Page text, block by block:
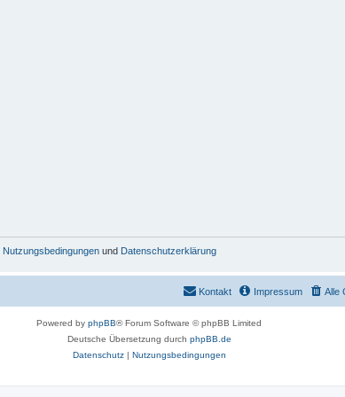
Nutzungsbedingungen und Datenschutzerklärung
Alle
Impressum
Kontakt
Powered by phpBB® Forum Software © phpBB Limited
Deutsche Übersetzung durch phpBB.de
Datenschutz| Nutzungsbedingungen